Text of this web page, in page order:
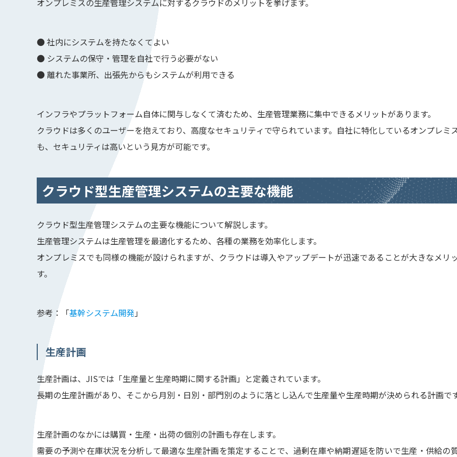
オンプレミスの生産管理システムに対するクラウドのメリットを挙げます。
● 社内にシステムを持たなくてよい
● システムの保守・管理を自社で行う必要がない
● 離れた事業所、出張先からもシステムが利用できる
インフラやプラットフォーム自体に関与しなくて済むため、生産管理業務に集中できるメリットがあります。
クラウドは多くのユーザーを抱えており、高度なセキュリティで守られています。自社に特化しているオンプレミ
も、セキュリティは高いという見方が可能です。
クラウド型生産管理システムの主要な機能
クラウド型生産管理システムの主要な機能について解説します。
生産管理システムは生産管理を最適化するため、各種の業務を効率化します。
オンプレミスでも同様の機能が設けられますが、クラウドは導入やアップデートが迅速であることが大きなメリ
す。
参考：「基幹システム開発 」
生産計画
生産計画は、JISでは「生産量と生産時期に関する計画」と定義されています。
長期の生産計画があり、そこから月別・日別・部門別のように落とし込んで生産量や生産時期が決められる計画で
生産計画のなかには購買・生産・出荷の個別の計画も存在します。
需要の予測や在庫状況を分析して最適な生産計画を策定することで、過剰在庫や納期遅延を防いで生産・供給の